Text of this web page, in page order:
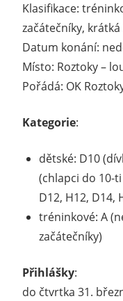
Klasifikace:
začátečníky,
Datum konání:
Místo: Roztoky –
Pořádá: OK
Kategorie:
dětské: D10
(chlapci do 10-
D12, H12, D14,
tréninkové: A
začátečníky)
Přihlášky:
do čtvrtka 31.